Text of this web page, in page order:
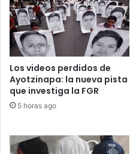
Los videos perdidos de
Ayotzinapa: la nueva pista
que investiga la FGR
5 horas ago